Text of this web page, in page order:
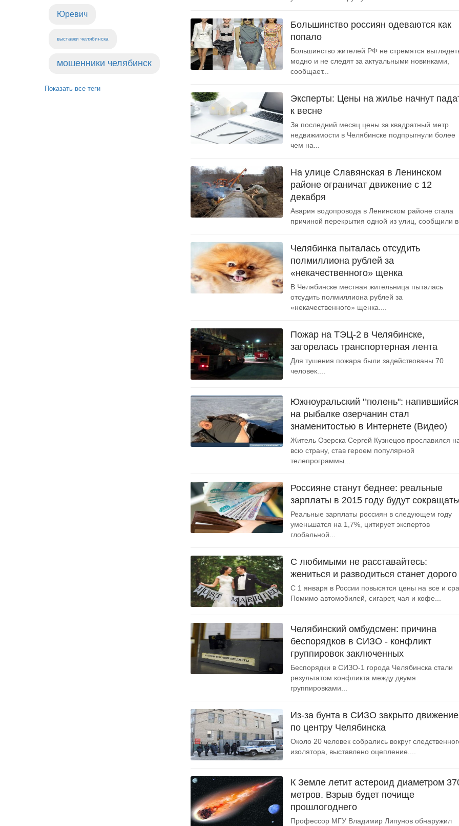
Юревич
выставки челябинска
мошенники челябинск
Показать все теги
Большинство россиян одеваются как
попало
Большинство жителей РФ не стремятся
модно и не следят за актуальными новинками,
сообщает...
Эксперты: Цены на жилье начнут
к весне
За последний месяц цены за квадратный метр
недвижимости в Челябинске подпрыгнули более
чем на...
На улице Славянская в Ленинском
районе ограничат движение с 12
декабря
Авария водопровода в Ленинском районе стала
причиной перекрытия одной из улиц, сообщили
Челябинка пыталась отсудить
полмиллиона рублей за
«некачественного» щенка
В Челябинске местная жительница пыталась
отсудить полмиллиона рублей за
«некачественного» щенка....
Пожар на ТЭЦ-2 в Челябинске,
загорелась транспортерная лента
Для тушения пожара были задействованы 70
человек....
Южноуральский "тюлень": напившийся
на рыбалке озерчанин стал
знаменитостью в Интернете (Видео)
Житель Озерска Сергей Кузнецов прославился
всю страну, став героем популярной
телепрограммы...
Россияне станут беднее: реальные
зарплаты в 2015 году будут
Реальные зарплаты россиян в следующем году
уменьшатся на 1,7%, цитирует экспертов
глобальной...
С любимыми не расставайтесь:
жениться и разводиться станет дорого
С 1 января в России повысятся цены на все и
Помимо автомобилей, сигарет, чая и кофе...
Челябинский омбудсмен: причина
беспорядков в СИЗО - конфликт
группировок заключенных
Беспорядки в СИЗО-1 города Челябинска стали
результатом конфликта между двумя
группировками...
Из-за бунта в СИЗО закрыто движение
по центру Челябинска
Около 20 человек собрались вокруг
изолятора, выставлено оцепление....
К Земле летит астероид диаметром
метров. Взрыв будет почище
прошлогоднего
Профессор МГУ Владимир Липунов обнаружил